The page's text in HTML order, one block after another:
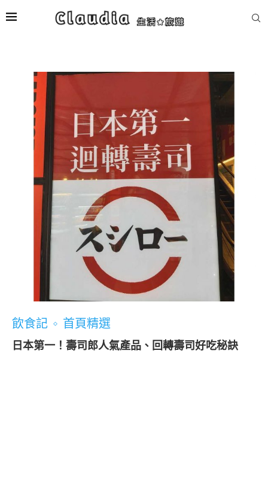
飲食記 首頁精選
日本第一！壽司郎人氣產品、回轉壽司好吃秘訣